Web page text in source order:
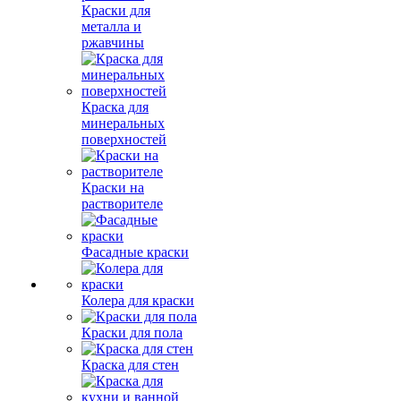
Краски для
металла и
ржавчины
Краска для
минеральных
поверхностей
Краски на
растворителе
Фасадные краски
Колера для краски
Краски для пола
Краска для стен